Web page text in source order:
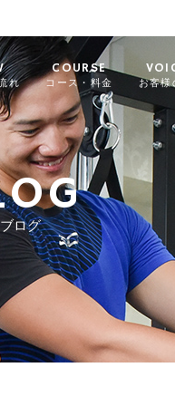
れ
COURSE
コース・料金 お客様
ブログ